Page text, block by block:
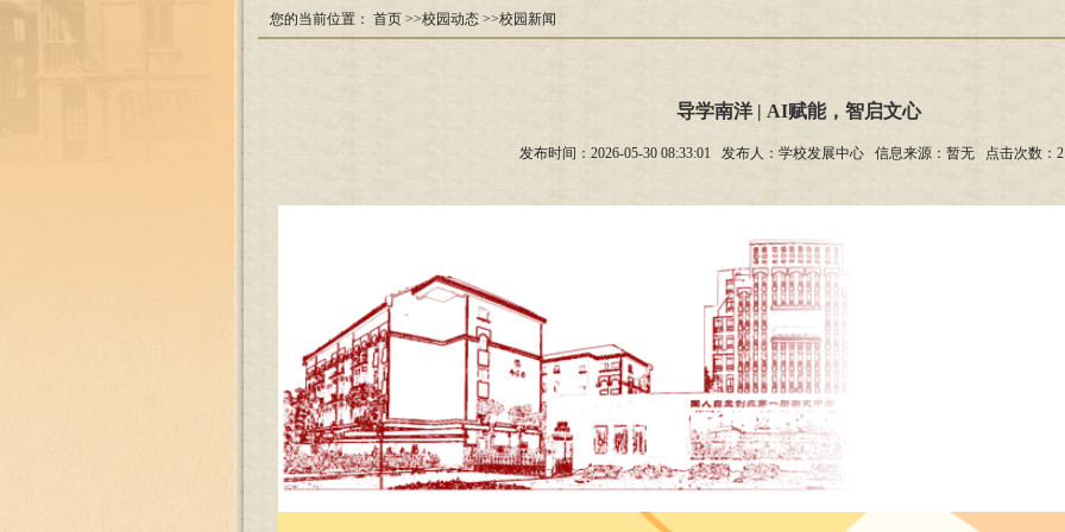
您的当前位置： 首页 >>校园动态 >>校园新闻
导学南洋 | AI赋能，智启文心
发布时间：2026-05-30 08:33:01 发布人：学校发展中心 信息来源：暂无 点击次数：